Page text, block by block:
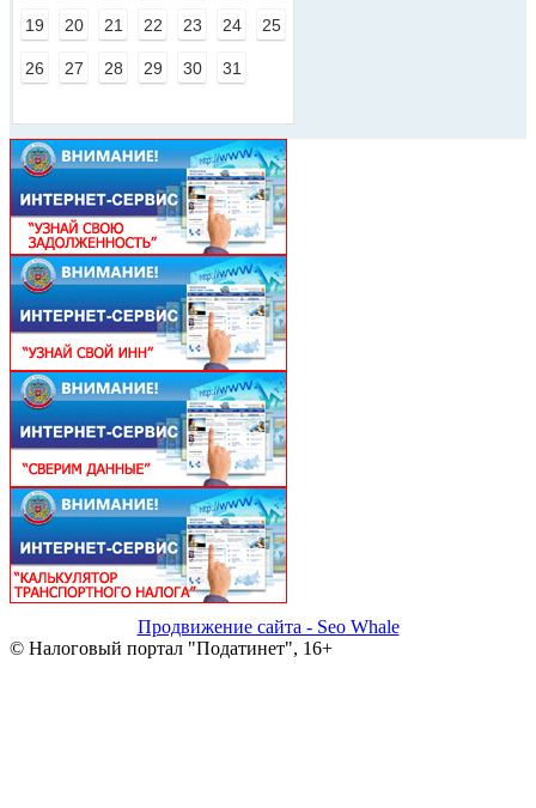
19 20 21 22 23 24 25
26 27 28 29 30 31
Продвижение сайта - Seo Whale
© Налоговый портал "Податинет", 16+